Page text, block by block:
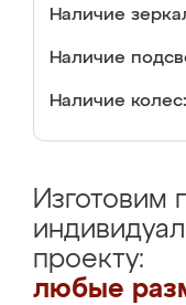
Наличие
Наличие
Наличие колес:
Изготовим
проекту:
любые